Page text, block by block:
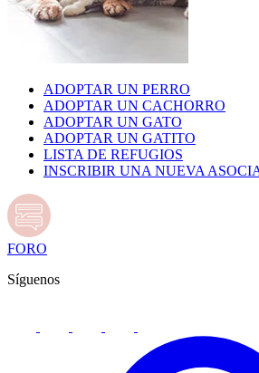
ADOPTAR UN PERRO
ADOPTAR UN CACHORRO
ADOPTAR UN GATO
ADOPTAR UN GATITO
LISTA DE REFUGIOS
INSCRIBIR UNA NUEVA
FORO
Síguenos